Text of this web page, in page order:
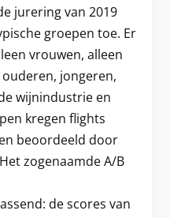
jurering van 2019
groepen toe. Er
vrouwen, alleen
jongeren,
wijnindustrie en
kregen flights
beoordeeld door
zogenaamde A/B
de scores van